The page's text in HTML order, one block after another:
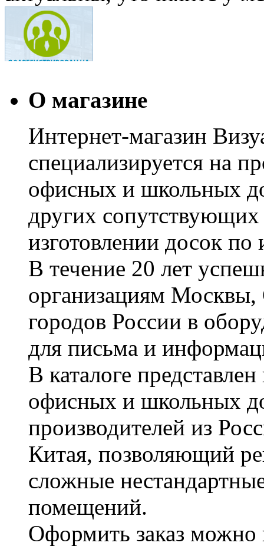
О магазине
Интернет-магазин
специализируется на
офисных и школьных
других сопутствующих
изготовлении досок по
В течение 20 лет
организациям Москвы,
городов России в
для письма и
В каталоге
офисных и школьных
производителей из
Китая, позволяющий
сложные
помещений.
Оформить заказ можно